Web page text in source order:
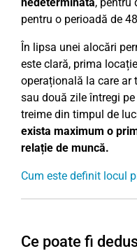
pentru o perioadă de
În lipsa unei alocări
este clară, prima
operațională la care ar
sau două zile întregi
treime din timpul de
exista maximum o
relație de muncă.
Cum este definit locul
Ce poate fi